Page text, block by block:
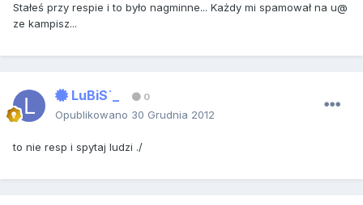
Stałeś przy respie i to było nagminne... Każdy mi spamował na u@
ze kampisz...
LuBiS`_ 0
Opublikowano 30 Grudnia 2012
to nie resp i spytaj ludzi ./